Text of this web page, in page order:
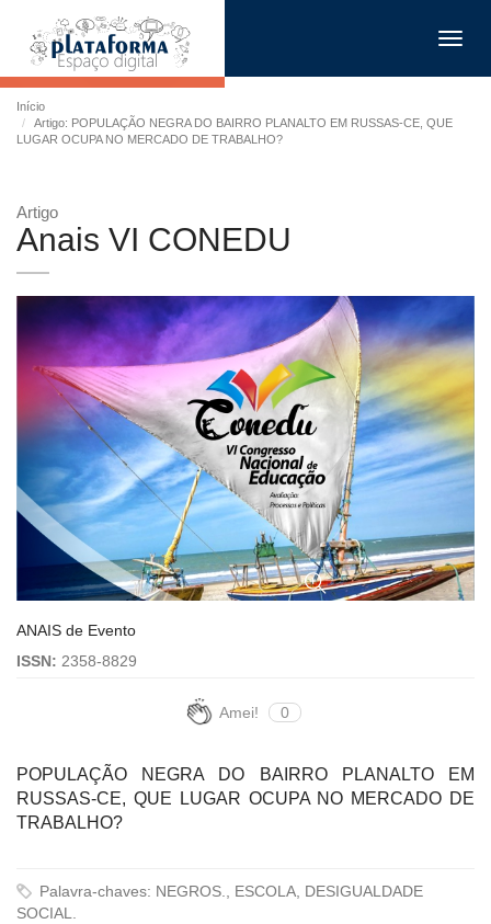
Início
Artigo: POPULAÇÃO NEGRA DO BAIRRO PLANALTO EM RUSSAS-CE, QUE
LUGAR OCUPA NO MERCADO DE TRABALHO?
Artigo
Anais VI CONEDU
ANAIS de Evento
ISSN: 2358-8829
Amei! 0
POPULAÇÃO NEGRA DO BAIRRO PLANALTO EM
RUSSAS-CE, QUE LUGAR OCUPA NO MERCADO DE
TRABALHO?
Palavra-chaves: NEGROS., ESCOLA, DESIGUALDADE
SOCIAL.